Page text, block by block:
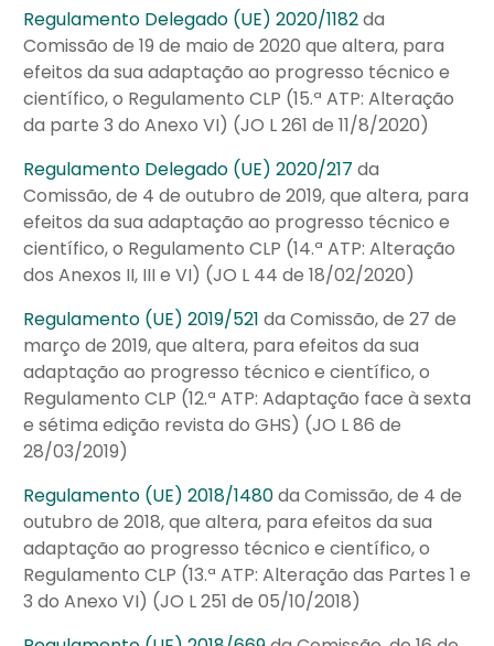
Regulamento Delegado (UE) 2020/1182da
Comissão de 19 de maio de 2020 que altera, para
efeitos da sua adaptação ao progresso técnico e
científico, o Regulamento CLP (15.ª ATP: Alteração
da parte 3 do Anexo VI) (JO L 261 de 11/8/2020)
Regulamento Delegado (UE) 2020/217 da
Comissão, de 4 de outubro de 2019, que altera, para
efeitos da sua adaptação ao progresso técnico e
científico, o Regulamento CLP (14.ª ATP: Alteração
dos Anexos II, III e VI) (JO L 44 de 18/02/2020)
Regulamento (UE) 2019/521 da Comissão, de 27 de
março de 2019, que altera, para efeitos da sua
adaptação ao progresso técnico e científico, o
Regulamento CLP (12.ª ATP: Adaptação face à sexta
e sétima edição revista do GHS) (JO L 86 de
28/03/2019)
Regulamento (UE) 2018/1480da Comissão, de 4 de
outubro de 2018, que altera, para efeitos da sua
adaptação ao progresso técnico e científico, o
Regulamento CLP (13.ª ATP: Alteração das Partes 1 e
3 do Anexo VI) (JO L 251 de 05/10/2018)